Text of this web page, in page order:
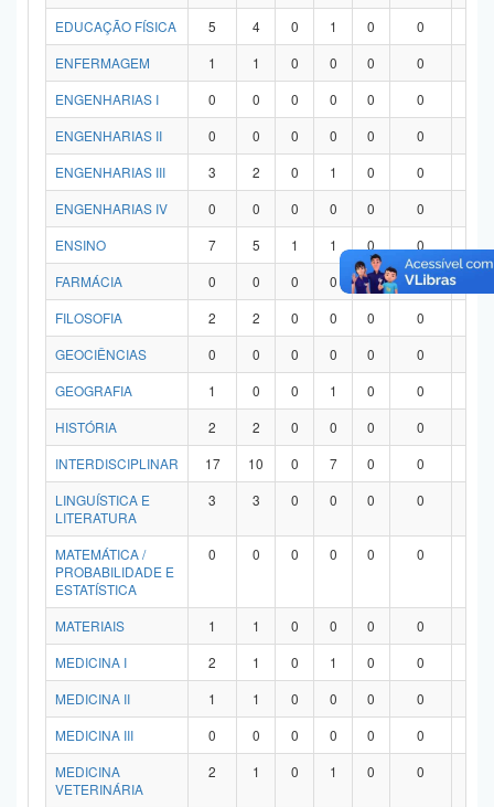
EDUCAÇÃO FÍSICA
5 4 0 1 0 0
ENFERMAGEM
1 1 0 0 0 0
ENGENHARIAS I
0 0 0 0 0 0
ENGENHARIAS II
0 0 0 0 0 0
ENGENHARIAS III
3 2 0 1 0 0
ENGENHARIAS IV
0 0 0 0 0 0
ENSINO
7 5 1 1 0 0
FARMÁCIA
0 0 0 0 0 0
FILOSOFIA
2 2 0 0 0 0
GEOCIÊNCIAS
0 0 0 0 0 0
GEOGRAFIA
1 0 0 1 0 0
HISTÓRIA
2 2 0 0 0 0
INTERDISCIPLINAR
17 10 0 7 0 0
LINGUÍSTICA E
LITERATURA
3 3 0 0 0 0
MATEMÁTICA /
PROBABILIDADE E
ESTATÍSTICA
0 0 0 0 0 0
MATERIAIS 1 1 0 0 0 0
MEDICINA I
2 1 0 1 0 0
MEDICINA II
1 1 0 0 0 0
MEDICINA III
0 0 0 0 0 0
MEDICINA
VETERINÁRIA
2 1 0 1 0 0